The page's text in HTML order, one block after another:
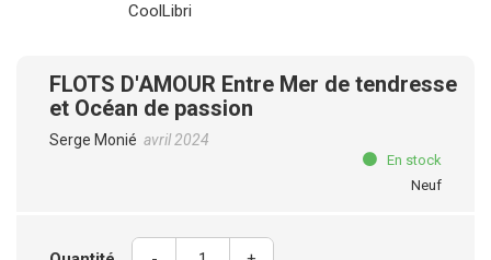
FLOTS D'AMOUR Entre Mer de tendresse
et Océan de passion
Serge Monié avril 2024
En stock
Neuf